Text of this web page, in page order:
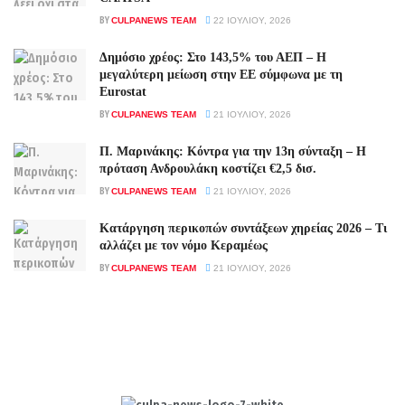
BYCULPANEWS TEAM 22 ΙΟΥΛΊΟΥ, 2026
Δημόσιο χρέος: Στο 143,5% του ΑΕΠ – Η
μεγαλύτερη μείωση στην ΕΕ σύμφωνα με τη
Eurostat
BYCULPANEWS TEAM 21 ΙΟΥΛΊΟΥ, 2026
Π. Μαρινάκης: Κόντρα για την 13η σύνταξη – Η
πρόταση Ανδρουλάκη κοστίζει €2,5 δισ.
BYCULPANEWS TEAM 21 ΙΟΥΛΊΟΥ, 2026
Κατάργηση περικοπών συντάξεων χηρείας 2026 – Τι
αλλάζει με τον νόμο Κεραμέως
BYCULPANEWS TEAM 21 ΙΟΥΛΊΟΥ, 2026